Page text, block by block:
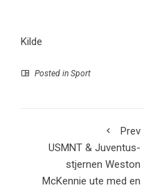
Kilde
Posted in Sport
Prev
USMNT & Juventus-
stjernen Weston
McKennie ute med en